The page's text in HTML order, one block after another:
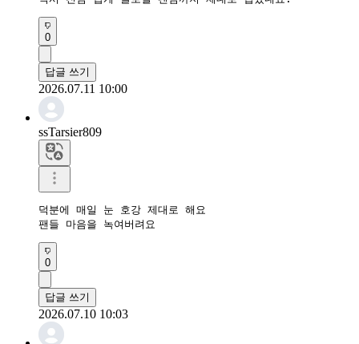
0
답글 쓰기
2026.07.11 10:00
ssTarsier809
덕분에 매일 눈 호강 제대로 해요
팬들 마음을 녹여버려요
0
답글 쓰기
2026.07.10 10:03